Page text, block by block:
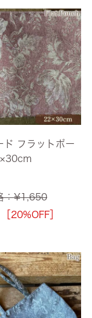
ド フラットポー
：¥1,650
［20%OFF］